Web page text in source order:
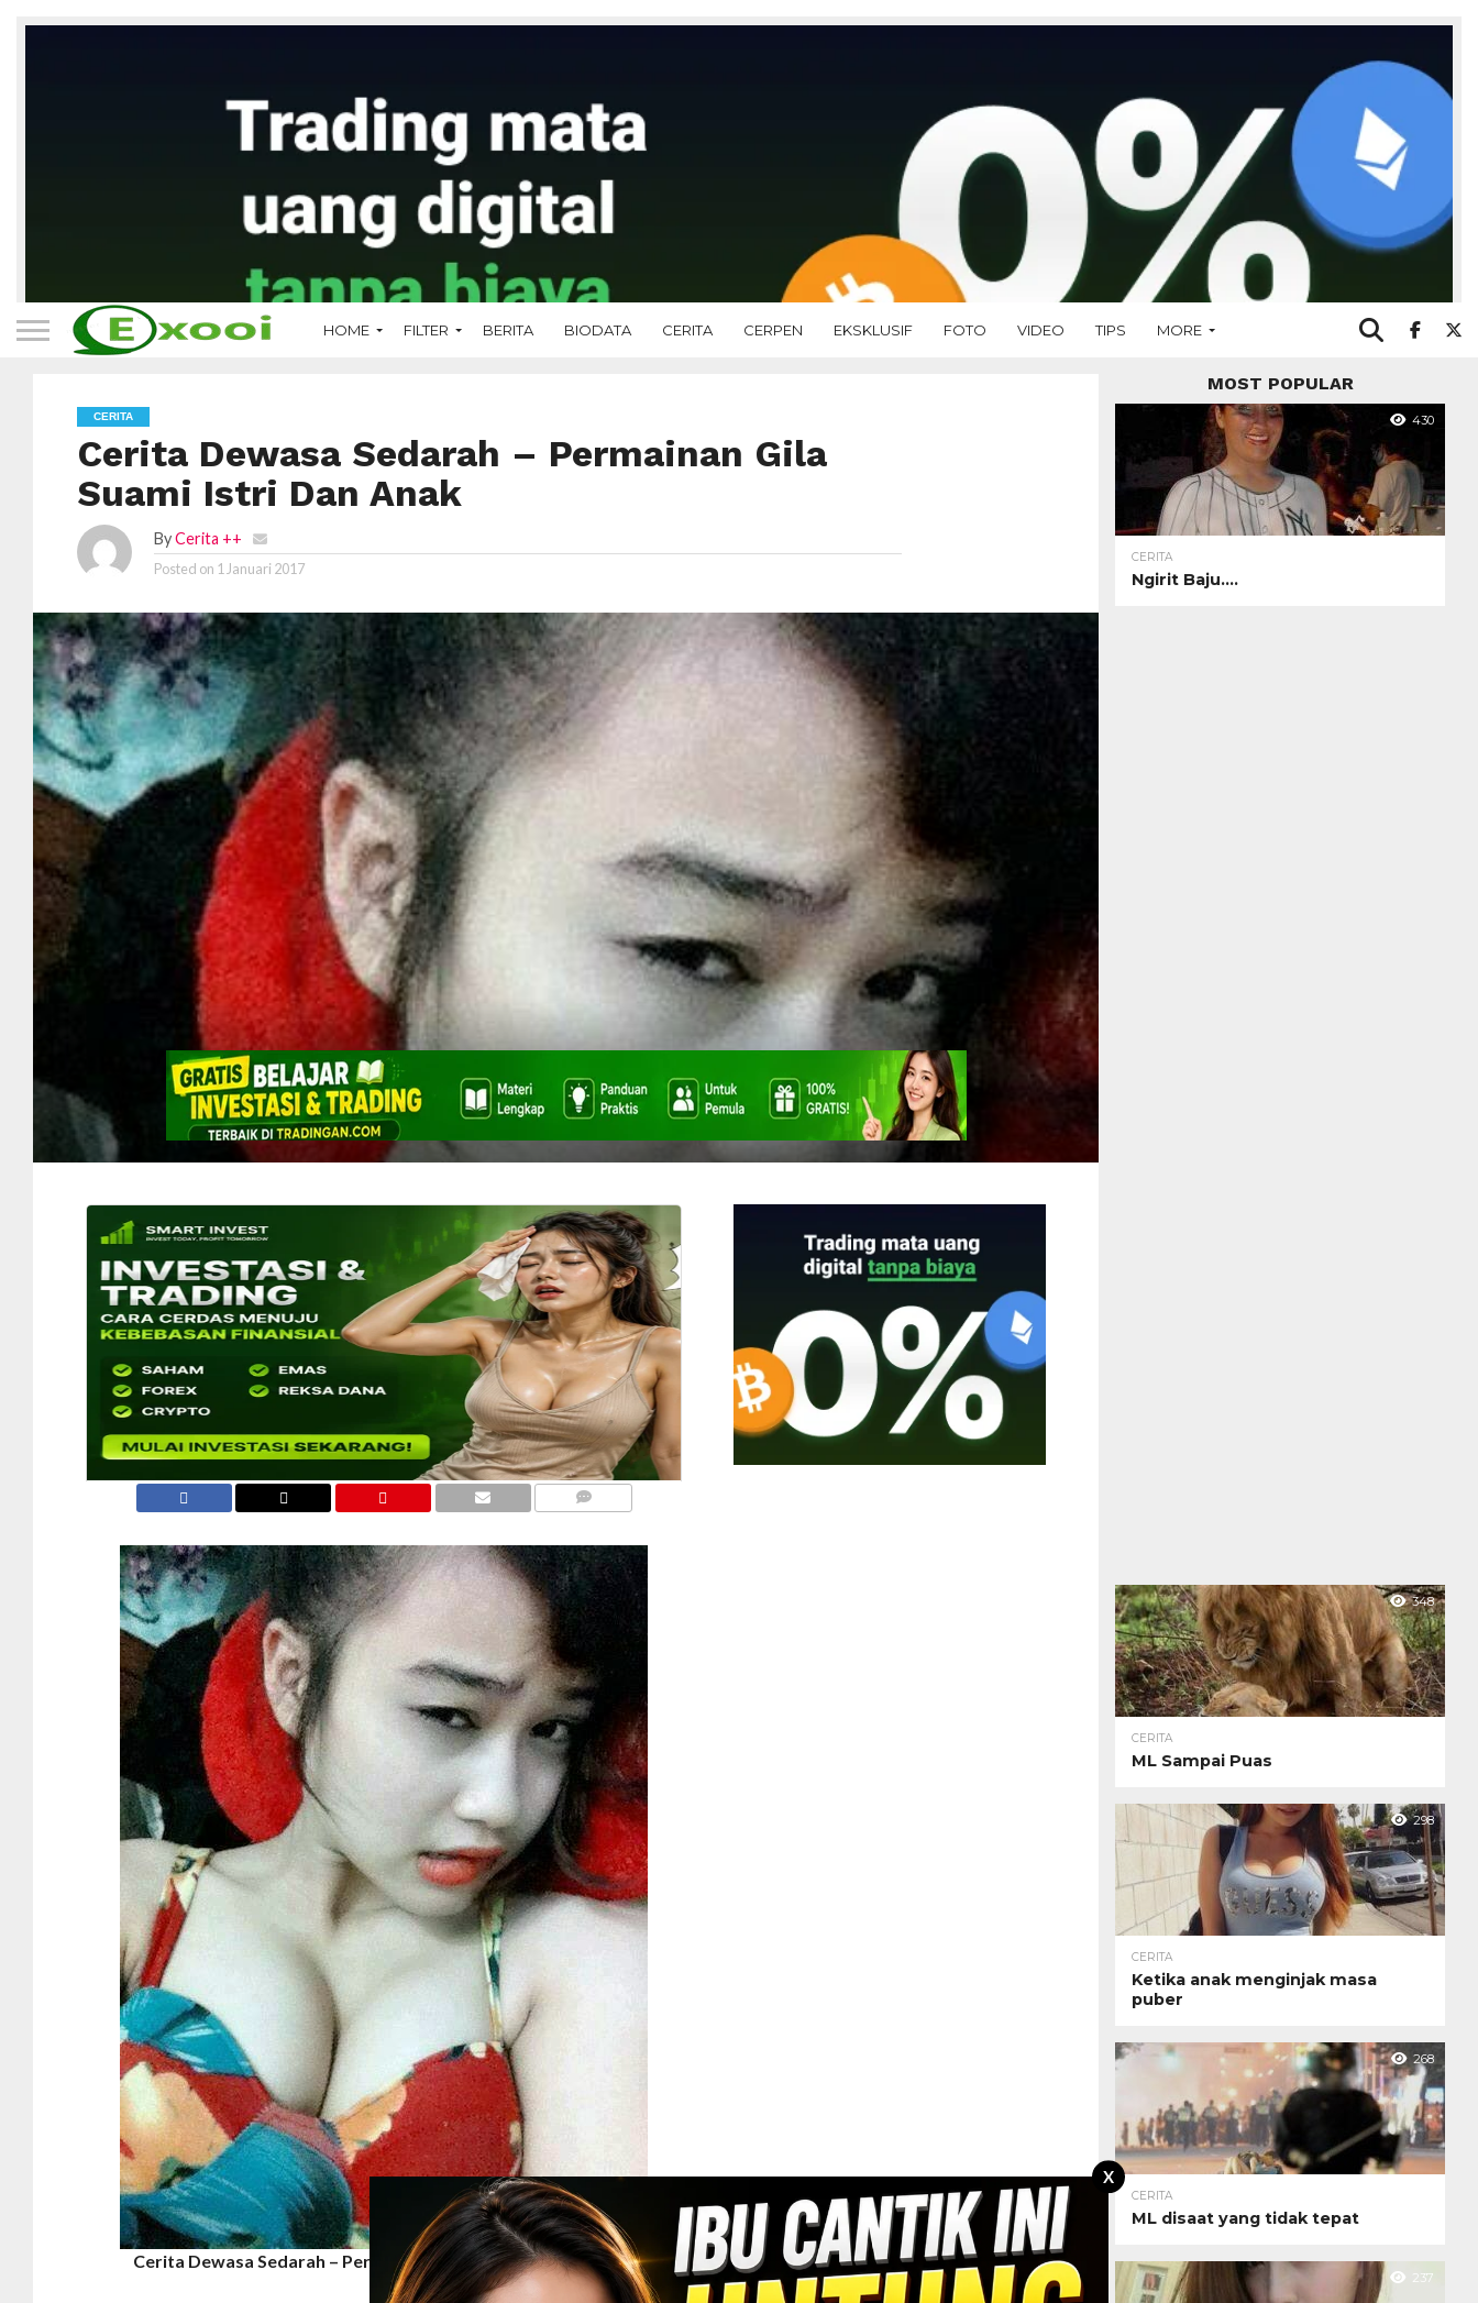
X
HOME FILTER BERITA BIODATA CERITA CERPEN EKSKLUSIF FOTO VIDEO TIPS MORE
CERITA
Cerita Dewasa Sedarah – Permainan Gila
Suami Istri Dan Anak
By Cerita ++
Posted on 1 Januari 2017
Cerita Dewasa Sedarah – Permainan Gila Suami Istri Dan Anak
MOST POPULAR
430
CERITA
Ngirit Baju….
348
CERITA
ML Sampai Puas
298
CERITA
Ketika anak menginjak masa
puber
268
CERITA
ML disaat yang tidak tepat
237